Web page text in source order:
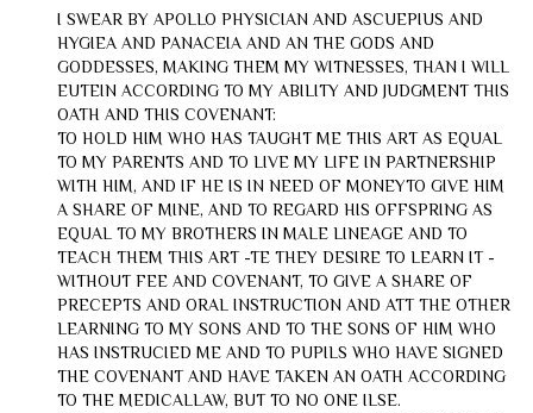
I SWEAR BY APOLLO PHYSICIAN AND ASCUEPIUS AND
HYGIEA AND PANACEIA AND AN THE GODS AND
GODDESSES, MAKING THEM MY WITNESSES, THAN I WILL
EUTEIN ACCORDING TO MY ABILITY AND JUDGMENT THIS
OATH AND THIS COVENANT:
TO HOLD HIM WHO HAS TAUGHT ME THIS ART AS EQUAL
TO MY PARENTS AND TO LIVE MY LIFE IN PARTNERSHIP
WITH HIM, AND IF HE IS IN NEED OF MONEYTO GIVE HIM
A SHARE OF MINE, AND TO REGARD HIS OFFSPRING AS
EQUAL TO MY BROTHERS IN MALE LINEAGE AND TO
TEACH THEM THIS ART -TE THEY DESIRE TO LEARN IT -
WITHOUT FEE AND COVENANT, TO GIVE A SHARE OF
PRECEPTS AND ORAL INSTRUCTION AND ATT THE OTHER
LEARNING TO MY SONS AND TO THE SONS OF HIM WHO
HAS INSTRUCIED ME AND TO PUPILS WHO HAVE SIGNED
THE COVENANT AND HAVE TAKEN AN OATH ACCORDING
TO THE MEDICALLAW, BUT TO NO ONE ILSE.